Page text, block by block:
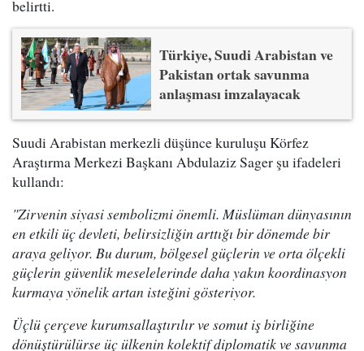
belirtti.
Türkiye, Suudi Arabistan ve
Pakistan ortak savunma
anlaşması imzalayacak
Suudi Arabistan merkezli düşünce kuruluşu Körfez
Araştırma Merkezi Başkanı Abdulaziz Sager şu ifadeleri
kullandı:
"Zirvenin siyasi sembolizmi önemli. Müslüman dünyasının
en etkili üç devleti, belirsizliğin arttığı bir dönemde bir
araya geliyor. Bu durum, bölgesel güçlerin ve orta ölçekli
güçlerin güvenlik meselelerinde daha yakın koordinasyon
kurmaya yönelik artan isteğini gösteriyor.
Üçlü çerçeve kurumsallaştırılır ve somut iş birliğine
dönüştürülürse üç ülkenin kolektif diplomatik ve savunma